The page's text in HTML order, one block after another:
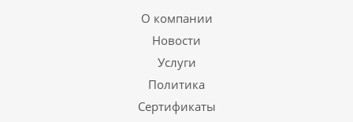
О компании
Новости
Услуги
Политика
Сертификаты